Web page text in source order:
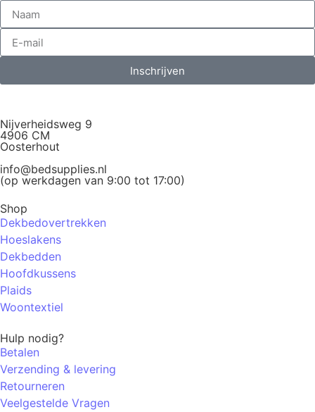
Inschrijven
Nijverheidsweg 9
4906 CM
Oosterhout
info@bedsupplies.nl
(op werkdagen van 9:00 tot 17:00)
Shop
Dekbedovertrekken
Hoeslakens
Dekbedden
Hoofdkussens
Plaids
Woontextiel
Hulp nodig?
Betalen
Verzending & levering
Retourneren
Veelgestelde Vragen